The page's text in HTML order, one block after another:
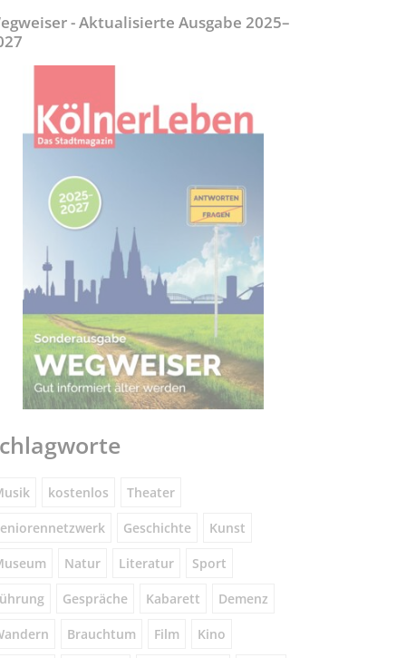
- Aktualisierte Ausgabe 2025–
kostenlos Theater
Geschichte Kunst
Natur Literatur Sport
Gespräche Kabarett Demenz
Brauchtum Film Kino